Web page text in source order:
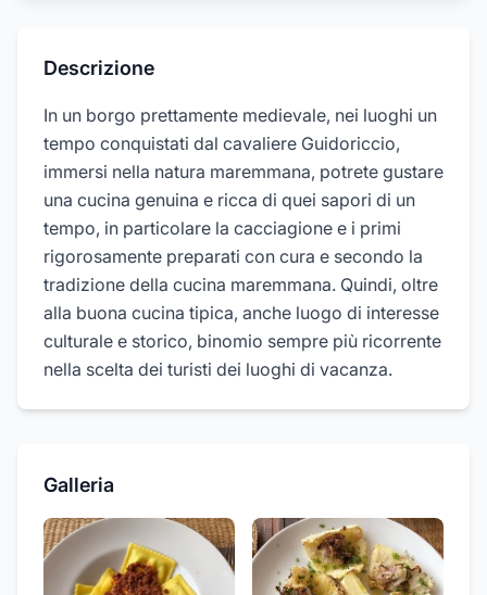
Descrizione
In un borgo prettamente medievale, nei luoghi un
tempo conquistati dal cavaliere Guidoriccio,
immersi nella natura maremmana, potrete gustare
una cucina genuina e ricca di quei sapori di un
tempo, in particolare la cacciagione e i primi
rigorosamente preparati con cura e secondo la
tradizione della cucina maremmana. Quindi, oltre
alla buona cucina tipica, anche luogo di interesse
culturale e storico, binomio sempre più ricorrente
nella scelta dei turisti dei luoghi di vacanza.
Galleria